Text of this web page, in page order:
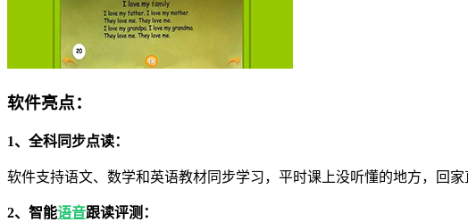
软件亮点：
1、全科同步点读：
软件支持语文、数学和英语教材同步学习，平时课上没听懂的地方，回家
2、智能语音跟读评测：